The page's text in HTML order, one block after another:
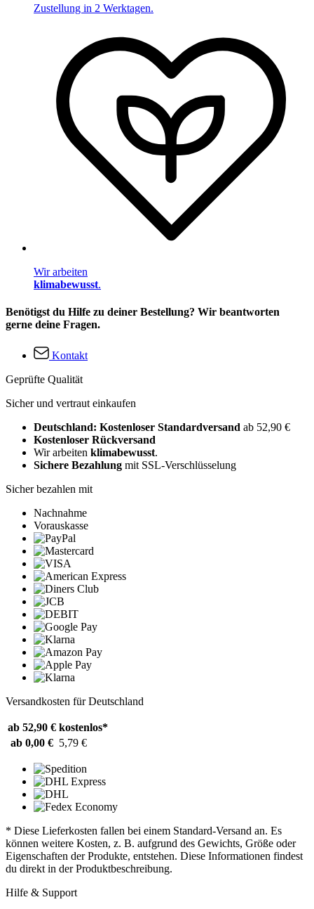
Zustellung in 2 Werktagen.
Wir arbeiten
klimabewusst.
Benötigst du Hilfe zu deiner Bestellung? Wir beantworten
gerne deine Fragen.
Kontakt
Geprüfte Qualität
Sicher und vertraut einkaufen
Deutschland: Kostenloser Standardversand ab 52,90 €
Kostenloser Rückversand
Wir arbeiten klimabewusst.
Sichere Bezahlung mit SSL-Verschlüsselung
Sicher bezahlen mit
Nachnahme
Vorauskasse
Versandkosten für Deutschland
ab 52,90 € kostenlos*
ab 0,00 € 5,79 €
* Diese Lieferkosten fallen bei einem Standard-Versand an. Es
können weitere Kosten, z. B. aufgrund des Gewichts, Größe oder
Eigenschaften der Produkte, entstehen. Diese Informationen findest
du direkt in der Produktbeschreibung.
Hilfe & Support